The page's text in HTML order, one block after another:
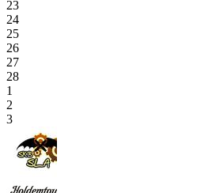
23
24
25
26
27
28
1
2
3